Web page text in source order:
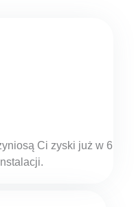
Ci zyski już w 6